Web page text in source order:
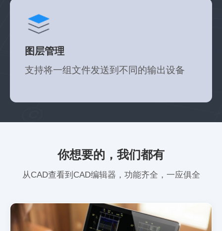
图层管理
支持将一组文件发送到不同的输出设备
你想要的，我们都有
从CAD查看到CAD编辑器，功能齐全，一应俱全
的时候根本不用担心绘图的效率，软件的操作灵活
度也十分可观。绝对推荐给需要使用CAD的小伙伴
哦~
图民
说，出图也是特别快的，绝对好评!
画图的土木人